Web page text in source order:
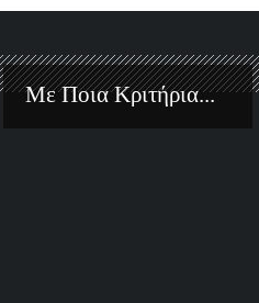
Με Ποια Κριτήρια...